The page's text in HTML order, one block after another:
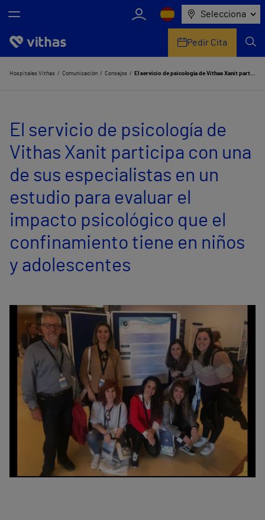
Selecciona
Nosotros
Servicios de salud
Equipo médico y asistencial
Comunicación
Pedir Cita
Hospitales Vithas Comunicación Consejos El servicio de psicología de Vithas Xanit participa con una de sus especialistas en un estudio para evaluar el impacto psicológico que el confinamiento tiene en niños y adolescentes
El servicio de psicología de
Vithas Xanit participa con una
de sus especialistas en un
estudio para evaluar el
impacto psicológico que el
confinamiento tiene en niños
y adolescentes